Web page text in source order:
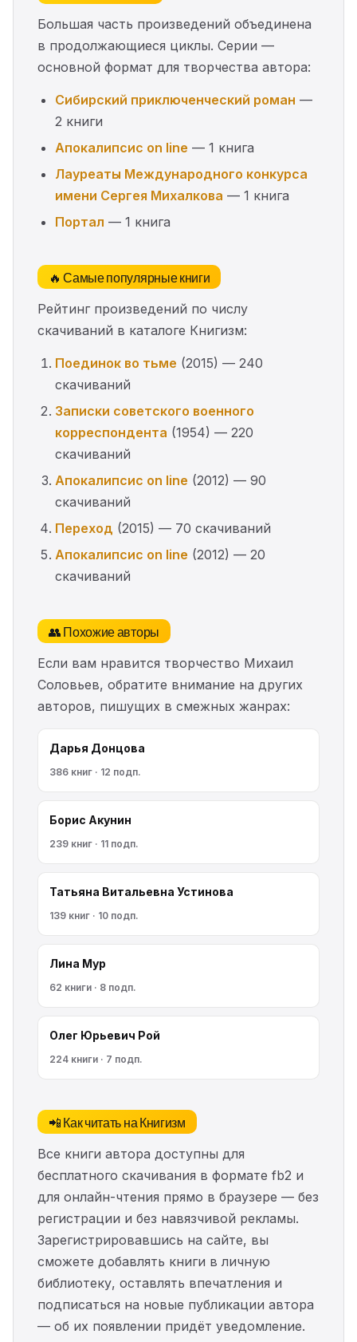
Большая часть произведений объединена
в продолжающиеся циклы. Серии —
основной формат для творчества автора:
Сибирский приключенческий роман —
2 книги
Апокалипсис on line — 1 книга
Лауреаты Международного конкурса
имени Сергея Михалкова — 1 книга
Портал — 1 книга
🔥 Самые популярные книги
Рейтинг произведений по числу
скачиваний в каталоге Книгизм:
Поединок во тьме (2015) — 240
скачиваний
Записки советского военного
корреспондента (1954) — 220
скачиваний
Апокалипсис on line (2012) — 90
скачиваний
Переход (2015) — 70 скачиваний
Апокалипсис on line (2012) — 20
скачиваний
👥 Похожие авторы
Если вам нравится творчество Михаил
Соловьев, обратите внимание на других
авторов, пишущих в смежных жанрах:
Дарья Донцова
386 книг · 12 подп.
Борис Акунин
239 книг · 11 подп.
Татьяна Витальевна Устинова
139 книг · 10 подп.
Лина Мур
62 книги · 8 подп.
Олег Юрьевич Рой
224 книги · 7 подп.
📲 Как читать на Книгизм
Все книги автора доступны для
бесплатного скачивания в формате fb2 и
для онлайн-чтения прямо в браузере — без
регистрации и без навязчивой рекламы.
Зарегистрировавшись на сайте, вы
сможете добавлять книги в личную
библиотеку, оставлять впечатления и
подписаться на новые публикации автора
— об их появлении придёт уведомление.